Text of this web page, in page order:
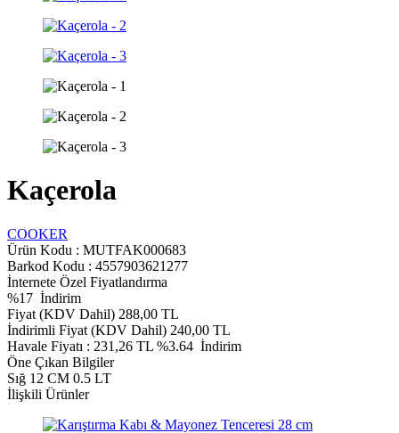
Kaçerola
COOKER
Ürün Kodu : MUTFAK000683
Barkod Kodu : 4557903621277
İnternete Özel Fiyatlandırma
%17 İndirim
Fiyat (KDV Dahil) 288,00 TL
İndirimli Fiyat (KDV Dahil) 240,00 TL
Havale Fiyatı : 231,26 TL %3.64 İndirim
Öne Çıkan Bilgiler
Sığ 12 CM 0.5 LT
İlişkili Ürünler